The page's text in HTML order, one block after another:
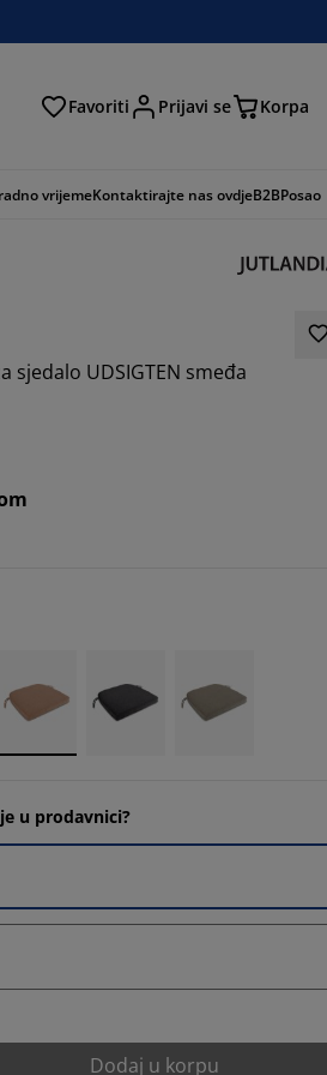
Favoriti Prijavi se Korpa
vrijemeKontaktirajte nas ovdjeB2BPosao
sjedalo UDSIGTEN smeđa
u prodavnici?
Dodaj u korpu